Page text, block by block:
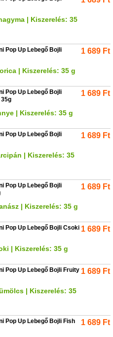
| Kiszerelés: 35
Pop Up Lebegő Bojli
| Kiszerelés: 35 g
1 689 Ft
Pop Up Lebegő Bojli
| Kiszerelés: 35 g
1 689 Ft
Pop Up Lebegő Bojli
| Kiszerelés: 35
1 689 Ft
Pop Up Lebegő Bojli
| Kiszerelés: 35 g
1 689 Ft
Pop Up Lebegő Bojli Csoki
| Kiszerelés: 35 g
1 689 Ft
Pop Up Lebegő Bojli Fruity
| Kiszerelés: 35
1 689 Ft
Pop Up Lebegő Bojli Fish
1 689 Ft